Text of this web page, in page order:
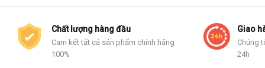
Chất lượng hàng đầu
Cam kết tất cả sản phẩm chính hãng
100%
Giao
Chúng
24h